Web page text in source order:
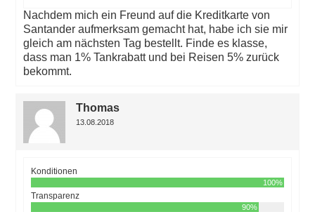
Nachdem mich ein Freund auf die Kreditkarte von
Santander aufmerksam gemacht hat, habe ich sie mir
gleich am nächsten Tag bestellt. Finde es klasse,
dass man 1% Tankrabatt und bei Reisen 5% zurück
bekommt.
Thomas
13.08.2018
Konditionen
100%
Transparenz
90%